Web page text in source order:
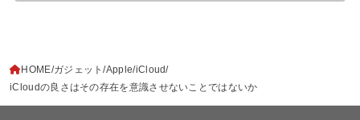
HOME ガジェット Apple iCloud
iCloudの良さはその存在を意識させないことではないか